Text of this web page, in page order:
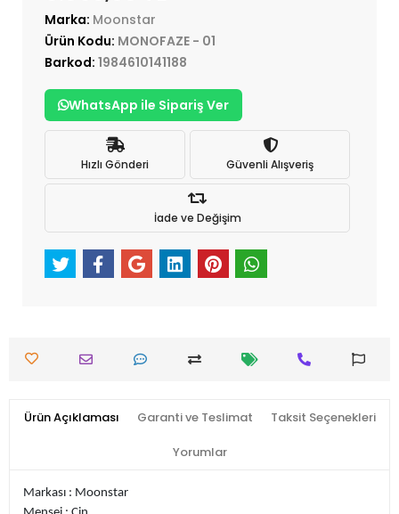
Marka: Moonstar
Ürün Kodu: MONOFAZE - 01
Barkod: 1984610141188
WhatsApp ile Sipariş Ver
Hızlı Gönderi Güvenli Alışveriş
İade ve Değişim
Ürün Açıklaması Garanti ve Teslimat Taksit Seçenekleri
Yorumlar
Markası : Moonstar